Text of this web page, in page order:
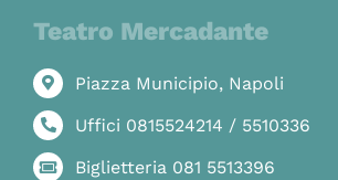
Teatro Mercadante
Piazza Municipio, Napoli
Uffici 0815524214 / 5510336
Biglietteria 081 5513396